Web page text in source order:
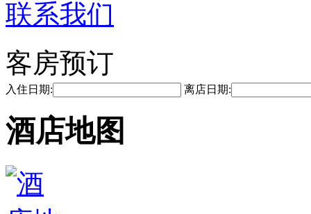
联系我们
客房预订
入住日期: 离店日期:
酒店地图